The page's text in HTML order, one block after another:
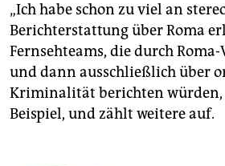
„Ich habe schon zu viel an
Berichterstattung über Roma
Fernsehteams, die durch
und dann ausschließlich über
Kriminalität berichten würden,
Beispiel, und zählt weitere auf.